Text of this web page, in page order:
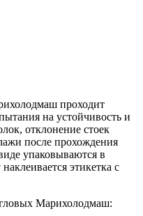
проходит
на устойчивость и
отклонение стоек
после прохождения
упаковываются в
этикетка с
Марихолодмаш: